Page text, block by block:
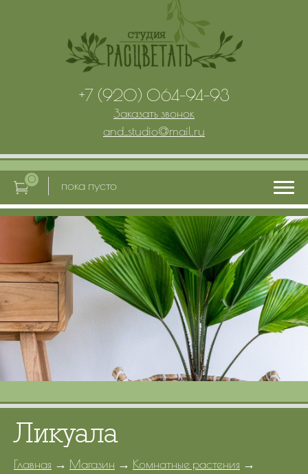
Ликуала
Главная → Магазин → Комнатные растения →
+7 (920) 064-94-93
Заказать звонок
and_studio@mail.ru
0 пока пусто
Главная
Услуги
Портфолио
Контакты